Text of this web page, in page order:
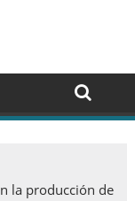
la producción de